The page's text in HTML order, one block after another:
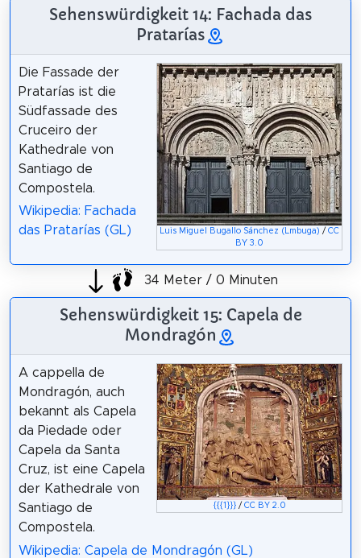
Sehenswürdigkeit 14: Fachada das
Pratarías
Luis Miguel Bugallo Sánchez (Lmbuga) /CC
BY 3.0
Die Fassade der
Pratarías ist die
Südfassade des
Cruceiro der
Kathedrale von
Santiago de
Compostela.
Wikipedia: Fachada
das Pratarías (GL)
34 Meter / 0 Minuten
Sehenswürdigkeit 15: Capela de
Mondragón
{{{1}}}/ CC BY 2.0
A cappella de
Mondragón, auch
bekannt als Capela
da Piedade oder
Capela da Santa
Cruz, ist eine Capela
der Kathedrale von
Santiago de
Compostela.
Wikipedia: Capela de Mondragón (GL)